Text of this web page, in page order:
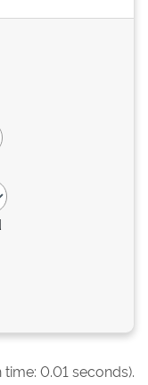
time: 0.01 seconds).